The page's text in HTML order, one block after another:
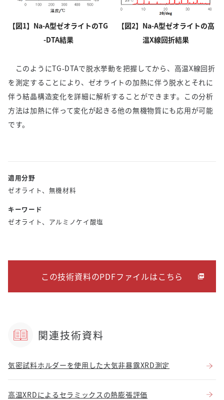
【図1】Na-A型ゼオライトのTG
-DTA結果
【図2】Na-A型ゼオライトの高
温X線回折結果
このようにTG-DTAで脱水挙動を把握してから、高温X線回折
を測定することにより、ゼオライトの加熱に伴う脱水とそれに
伴う結晶構造変化を詳細に解析することができます。この分析
方法は加熱に伴って変化が起きる他の無機物質にも応用が可能
です。
適用分野
ゼオライト、無機材料
キーワード
ゼオライト、アルミノケイ酸塩
この技術資料のPDFファイルはこちら
関連技術資料
気密試料ホルダーを使用した大気非暴露XRD測定
高温XRDによるセラミックスの熱膨張評価